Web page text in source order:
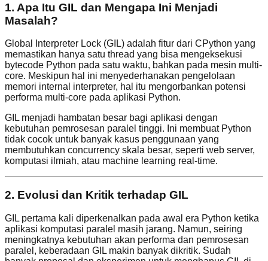
1. Apa Itu GIL dan Mengapa Ini Menjadi
Masalah?
Global Interpreter Lock (GIL) adalah fitur dari CPython yang
memastikan hanya satu thread yang bisa mengeksekusi
bytecode Python pada satu waktu, bahkan pada mesin multi-
core. Meskipun hal ini menyederhanakan pengelolaan
memori internal interpreter, hal itu mengorbankan potensi
performa multi-core pada aplikasi Python.
GIL menjadi hambatan besar bagi aplikasi dengan
kebutuhan pemrosesan paralel tinggi. Ini membuat Python
tidak cocok untuk banyak kasus penggunaan yang
membutuhkan concurrency skala besar, seperti web server,
komputasi ilmiah, atau machine learning real-time.
2. Evolusi dan Kritik terhadap GIL
GIL pertama kali diperkenalkan pada awal era Python ketika
aplikasi komputasi paralel masih jarang. Namun, seiring
meningkatnya kebutuhan akan performa dan pemrosesan
paralel, keberadaan GIL makin banyak dikritik. Sudah